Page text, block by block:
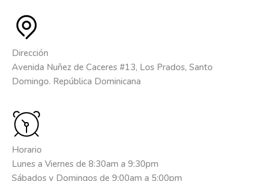
Dirección
Avenida Nuñez de Caceres #13, Los Prados, Santo
Domingo. República Dominicana
Horario
Lunes a Viernes de 8:30am a 9:30pm
Sábados y Domingos de 9:00am a 5:00pm